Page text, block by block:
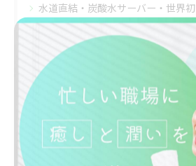
水道直結・炭酸水サーバー・世界初
炭酸水 需要
福利厚生
最近の投稿 Recent Posts